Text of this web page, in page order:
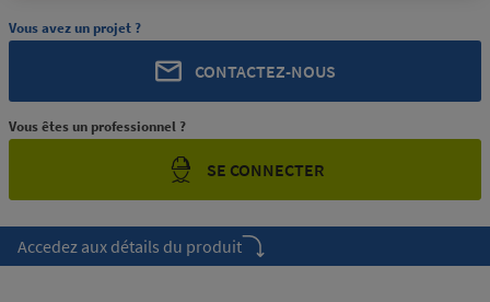
Vous avez un projet ?
CONTACTEZ-NOUS
Vous êtes un professionnel ?
SE CONNECTER
Accedez aux détails du produit